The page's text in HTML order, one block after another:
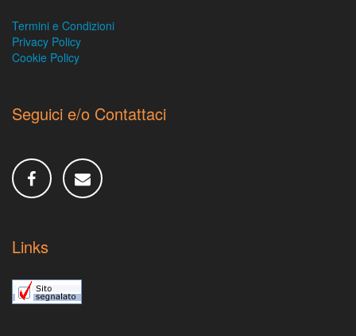
Termini e Condizioni
Privacy Policy
Cookie Policy
Seguici e/o Contattaci
Links